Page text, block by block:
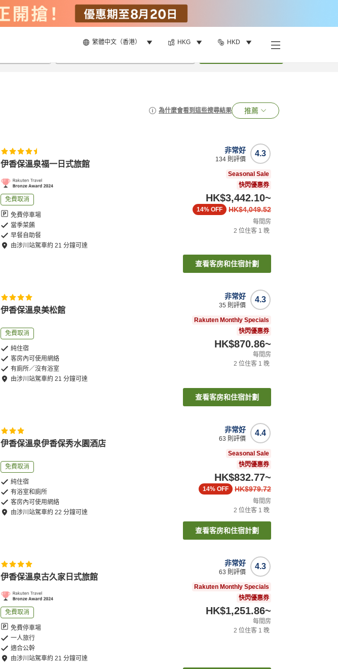
繁體中文（香港） HKG HKD
為什麼會看到這些搜尋結果 推薦
伊香保溫泉福一日式旅館
免費取消
免費停車場
當季菜餚
早餐自助餐
由涉川站駕車約21 分鐘可達
4.3
非常好
134 則評價
Seasonal Sale
快閃優惠券
HK$3,442.10~
HK$4,049.52
14% OFF
每間房
2 位住客 1 晚
查看客房和住宿計劃
伊香保溫泉美松館
免費取消
純住宿
客房內可使用網絡
有廁所／沒有浴室
由涉川站駕車約21 分鐘可達
4.3
非常好
35 則評價
Rakuten Monthly Specials
快閃優惠券
HK$870.86~
每間房
2 位住客 1 晚
查看客房和住宿計劃
伊香保溫泉伊香保秀水園酒店
免費取消
純住宿
有浴室和廁所
客房內可使用網絡
由涉川站駕車約22 分鐘可達
4.4
非常好
63 則評價
Seasonal Sale
快閃優惠券
HK$832.77~
HK$979.72
14% OFF
每間房
2 位住客 1 晚
查看客房和住宿計劃
伊香保溫泉古久家日式旅館
免費取消
免費停車場
一人旅行
適合公幹
由涉川站駕車約21 分鐘可達
4.3
非常好
63 則評價
Rakuten Monthly Specials
快閃優惠券
HK$1,251.86~
每間房
2 位住客 1 晚